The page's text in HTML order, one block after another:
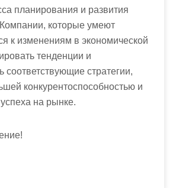
планирования и развития
которые умеют
к изменениям в экономической
тенденции и
соответствующие стратегии,
конкурентоспособностью и
на рынке.